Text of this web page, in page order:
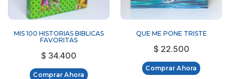
MIS 100 HISTORIAS BIBLICAS
FAVORITAS
$ 34.400
Comprar Ahora
QUE ME PONE TRISTE
$ 22.500
Comprar Ahora